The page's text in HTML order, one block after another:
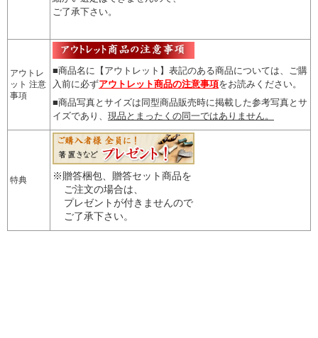
ご了承下さい。
アウトレ
ット 注意
事項
■商品名に【アウトレット】表記のある商品については、
ご購
入前に必ずアウトレット商品の注意事項をお読みください。
■商品写真とサイズは同型商品販売時に掲載した参考写真とサ
イズであり、 現品とまったくの同一ではありません。
特典
※贈答梱包、贈答セット商品を
ご注文の場合は、
プレゼントが付きませんので
ご了承下さい。